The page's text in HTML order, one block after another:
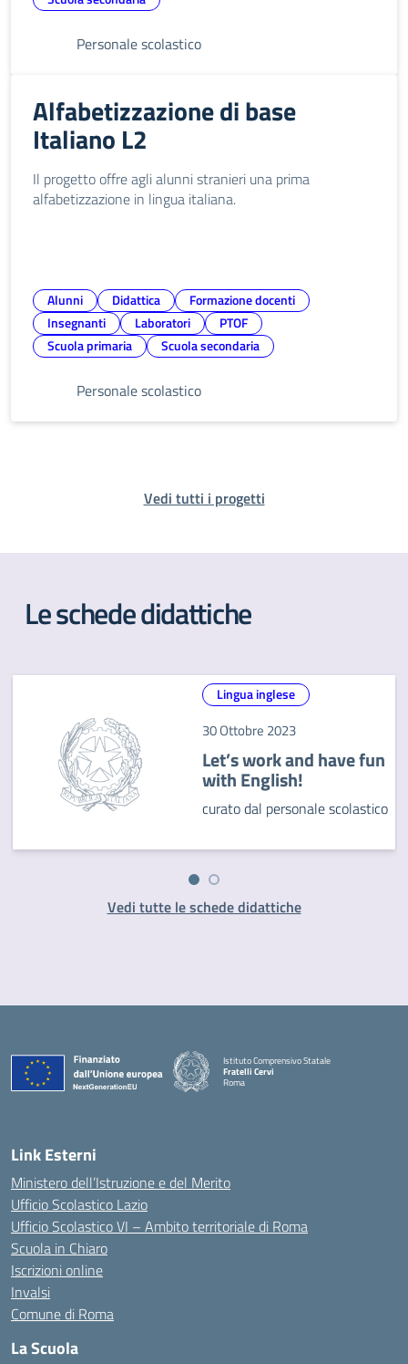
Personale scolastico
Alfabetizzazione di base
Italiano L2
Il progetto offre agli alunni stranieri una prima
alfabetizzazione in lingua italiana.
Alunni Didattica
Formazione docenti
Insegnanti
Laboratori
PTOF
Scuola primaria
Scuola secondaria
Personale scolastico
Vedi tutti i progetti
Le schede didattiche
Lingua inglese
30 Ottobre 2023
Let’s work and have fun
with English!
curato dal personale scolastico
Vedi tutte le schede didattiche
Istituto Comprensivo Statale
Fratelli Cervi
Roma
Link Esterni
Ministero dell’Istruzione e del Merito
Ufficio Scolastico Lazio
Ufficio Scolastico VI – Ambito territoriale di Roma
Scuola in Chiaro
Iscrizioni online
Invalsi
Comune di Roma
La Scuola